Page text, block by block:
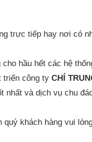
trực tiếp hay nơi có
hầu hết các hệ
triển công tyCHÍ
nhất và dịch vụ chu
quý khách hàng vui